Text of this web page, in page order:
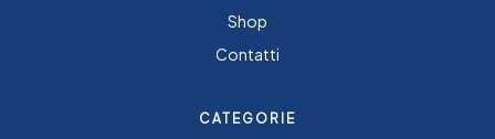
Shop
Contatti
CATEGORIE